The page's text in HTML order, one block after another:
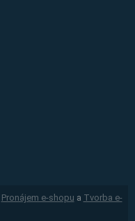
Pronájem e-shopu a Tvorba e-